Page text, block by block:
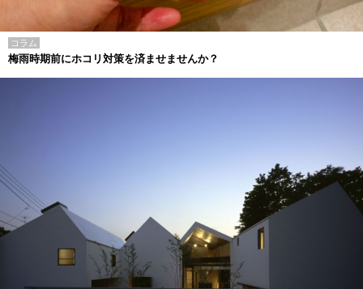
コラム
梅雨時期前にホコリ対策を済ませませんか？